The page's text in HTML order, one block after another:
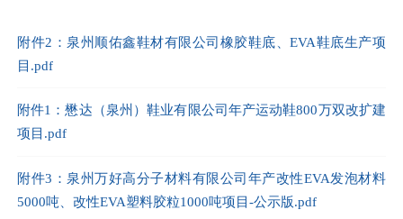
附件2：泉州顺佑鑫鞋材有限公司橡胶鞋底、EVA鞋底生产项
目.pdf
附件1：懋达（泉州）鞋业有限公司年产运动鞋800万双改扩建
项目.pdf
附件3：泉州万好高分子材料有限公司年产改性EVA发泡材料
5000吨、改性EVA塑料胶粒1000吨项目-公示版.pdf